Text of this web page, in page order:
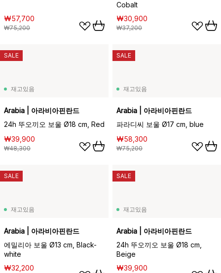
₩57,700
₩75,200
Cobalt
₩30,900
₩37,200
재고있음
Arabia | 아라비아핀란드
24h 뚜오끼오 보울 Ø18 cm, Red
₩39,900
₩48,300
SALE
재고있음
Arabia | 아라비아핀란드
파라디씨 보울 Ø17 cm, blue
₩58,300
₩75,200
SALE
재고있음
Arabia | 아라비아핀란드
에밀리아 보울 Ø13 cm, Black-
white
₩32,200
SALE
재고있음
Arabia | 아라비아핀란드
24h 뚜오끼오 보울 Ø18 cm,
Beige
₩39,900
SALE